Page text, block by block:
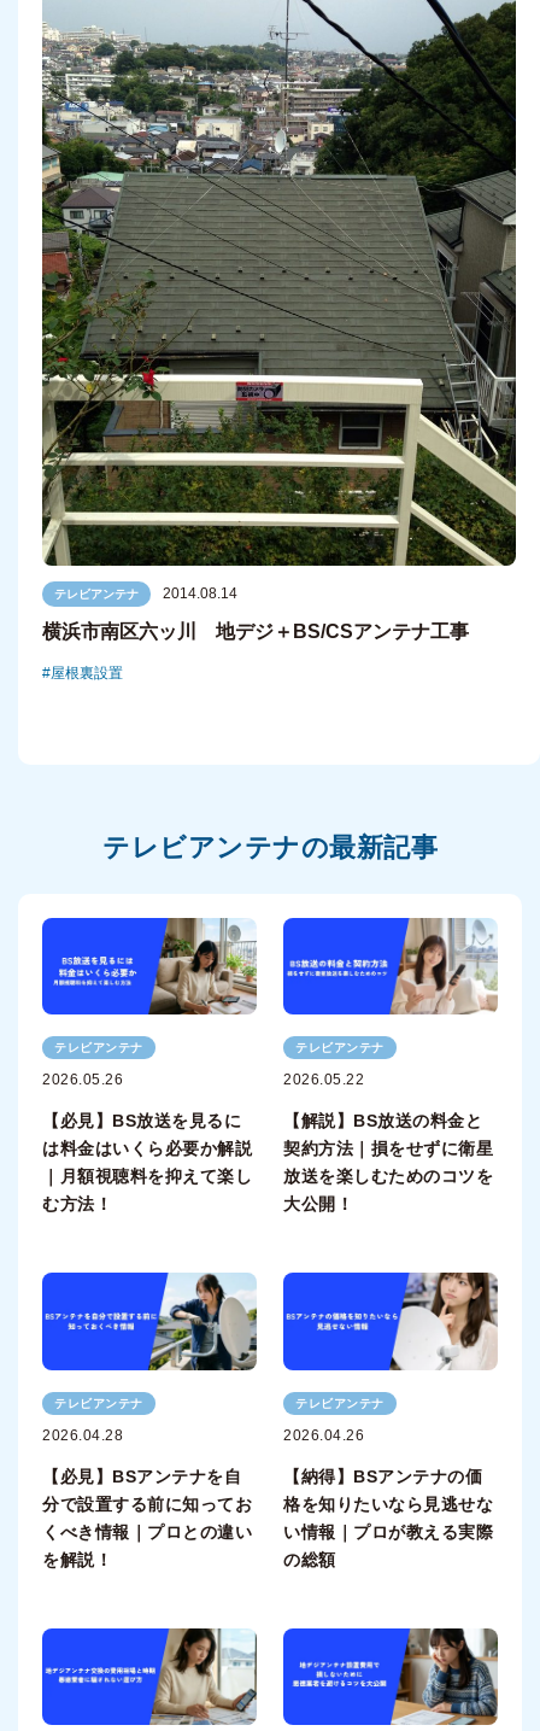
テレビアンテナ 2014.08.14
横浜市南区六ッ川 地デジ＋BS/CSアンテナ工事
屋根裏設置
テレビアンテナの最新記事
テレビアンテナ
2026.05.26
【必見】BS放送を見るに
は料金はいくら必要か解説
｜月額視聴料を抑えて楽し
む方法！
テレビアンテナ
2026.05.22
【解説】BS放送の料金と
契約方法｜損をせずに衛星
放送を楽しむためのコツを
大公開！
テレビアンテナ
2026.04.28
【必見】BSアンテナを自
分で設置する前に知ってお
くべき情報｜プロとの違い
を解説！
テレビアンテナ
2026.04.26
【納得】BSアンテナの価
格を知りたいなら見逃せな
い情報｜プロが教える実際
の総額